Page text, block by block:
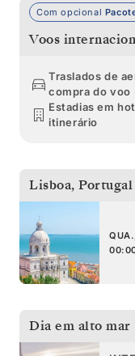
Com opcional
Voos
Traslados de
compra do voo
Estadias em
itinerário
Lisboa, Portugal
Dia em alto mar